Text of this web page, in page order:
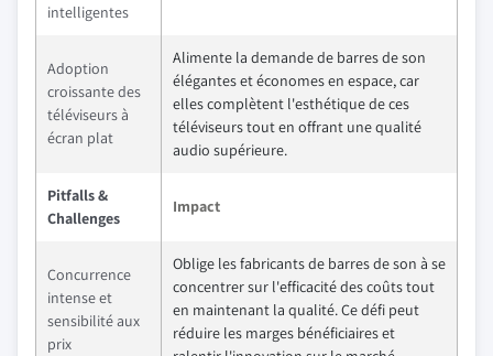
intelligentes
Adoption
croissante des
téléviseurs à
écran plat
Alimente la demande de barres de son
élégantes et économes en espace, car
elles complètent l'esthétique de ces
téléviseurs tout en offrant une qualité
audio supérieure.
Pitfalls &
Challenges
Impact
Concurrence
intense et
sensibilité aux
prix
Oblige les fabricants de barres de son à se
concentrer sur l'efficacité des coûts tout
en maintenant la qualité. Ce défi peut
réduire les marges bénéficiaires et